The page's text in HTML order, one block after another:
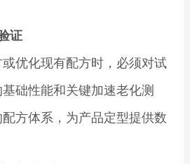
证
优化现有配方时，必须对试
础性能和关键加速老化测
方体系，为产品定型提供数